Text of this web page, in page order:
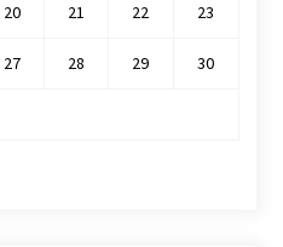
20 21 22 23
27 28 29 30